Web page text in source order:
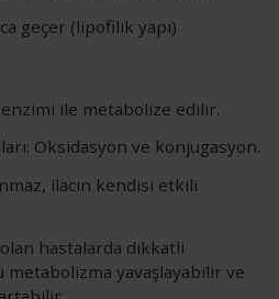
geçer (lipofilik yapı)
enzimi ile metabolize edilir.
Oksidasyon ve konjugasyon.
ilacın kendisi etkili
hastalarda dikkatli
metabolizma yavaşlayabilir ve